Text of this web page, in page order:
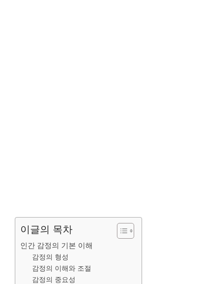
이글의 목차
인간 감정의 기본 이해
감정의 형성
감정의 이해와 조절
감정의 중요성